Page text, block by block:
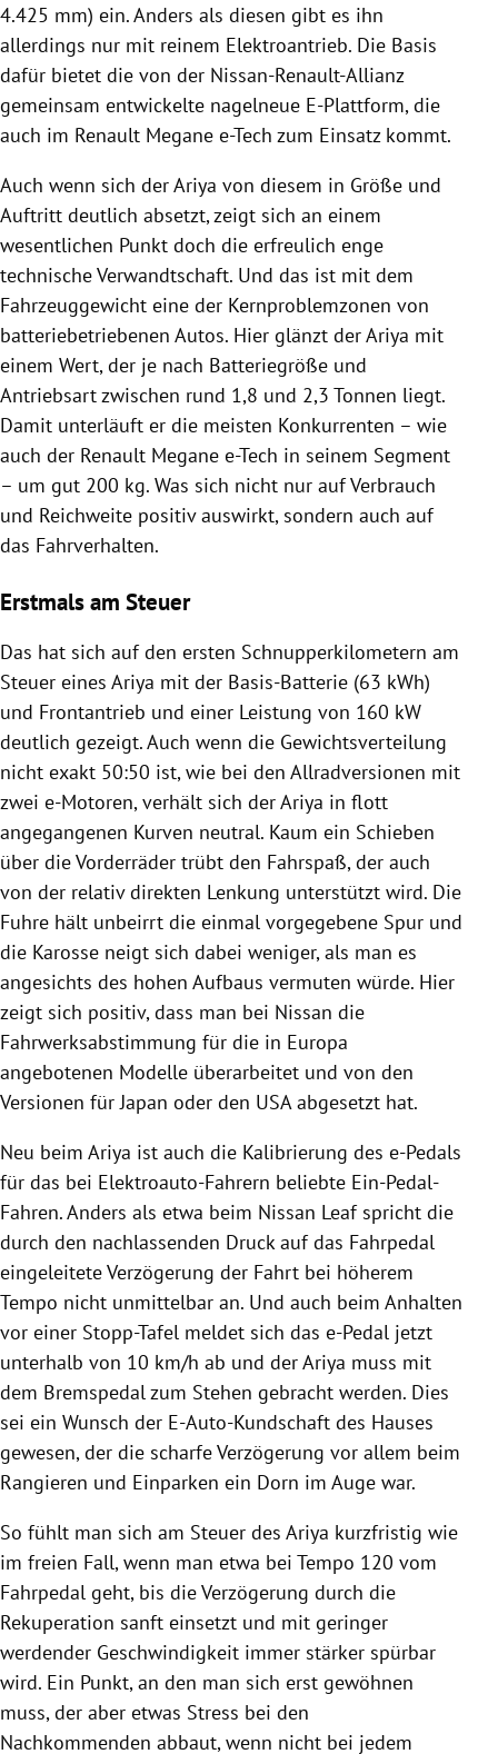
4.425 mm) ein. Anders als diesen gibt es ihn
allerdings nur mit reinem Elektroantrieb. Die Basis
dafür bietet die von der Nissan-Renault-Allianz
gemeinsam entwickelte nagelneue E-Plattform, die
auch im Renault Megane e-Tech zum Einsatz kommt.
Auch wenn sich der Ariya von diesem in Größe und
Auftritt deutlich absetzt, zeigt sich an einem
wesentlichen Punkt doch die erfreulich enge
technische Verwandtschaft. Und das ist mit dem
Fahrzeuggewicht eine der Kernproblemzonen von
batteriebetriebenen Autos. Hier glänzt der Ariya mit
einem Wert, der je nach Batteriegröße und
Antriebsart zwischen rund 1,8 und 2,3 Tonnen liegt.
Damit unterläuft er die meisten Konkurrenten – wie
auch der Renault Megane e-Tech in seinem Segment
– um gut 200 kg. Was sich nicht nur auf Verbrauch
und Reichweite positiv auswirkt, sondern auch auf
das Fahrverhalten.
Erstmals am Steuer
Das hat sich auf den ersten Schnupperkilometern am
Steuer eines Ariya mit der Basis-Batterie (63 kWh)
und Frontantrieb und einer Leistung von 160 kW
deutlich gezeigt. Auch wenn die Gewichtsverteilung
nicht exakt 50:50 ist, wie bei den Allradversionen mit
zwei e-Motoren, verhält sich der Ariya in flott
angegangenen Kurven neutral. Kaum ein Schieben
über die Vorderräder trübt den Fahrspaß, der auch
von der relativ direkten Lenkung unterstützt wird. Die
Fuhre hält unbeirrt die einmal vorgegebene Spur und
die Karosse neigt sich dabei weniger, als man es
angesichts des hohen Aufbaus vermuten würde. Hier
zeigt sich positiv, dass man bei Nissan die
Fahrwerksabstimmung für die in Europa
angebotenen Modelle überarbeitet und von den
Versionen für Japan oder den USA abgesetzt hat.
Neu beim Ariya ist auch die Kalibrierung des e-Pedals
für das bei Elektroauto-Fahrern beliebte Ein-Pedal-
Fahren. Anders als etwa beim Nissan Leaf spricht die
durch den nachlassenden Druck auf das Fahrpedal
eingeleitete Verzögerung der Fahrt bei höherem
Tempo nicht unmittelbar an. Und auch beim Anhalten
vor einer Stopp-Tafel meldet sich das e-Pedal jetzt
unterhalb von 10 km/h ab und der Ariya muss mit
dem Bremspedal zum Stehen gebracht werden. Dies
sei ein Wunsch der E-Auto-Kundschaft des Hauses
gewesen, der die scharfe Verzögerung vor allem beim
Rangieren und Einparken ein Dorn im Auge war.
So fühlt man sich am Steuer des Ariya kurzfristig wie
im freien Fall, wenn man etwa bei Tempo 120 vom
Fahrpedal geht, bis die Verzögerung durch die
Rekuperation sanft einsetzt und mit geringer
werdender Geschwindigkeit immer stärker spürbar
wird. Ein Punkt, an den man sich erst gewöhnen
muss, der aber etwas Stress bei den
Nachkommenden abbaut, wenn nicht bei jedem